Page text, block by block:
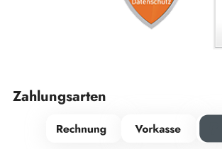
Zahlungsarten